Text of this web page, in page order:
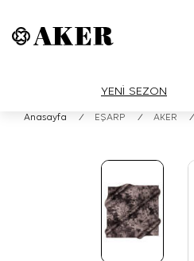
YENİ SEZON
Anasayfa / EŞARP / AKER /